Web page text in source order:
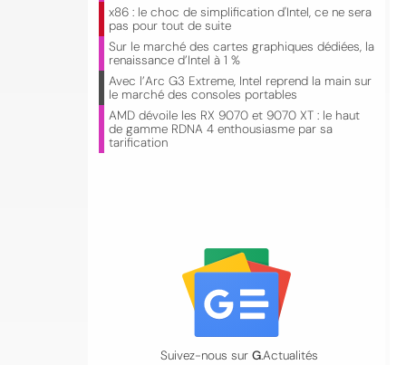
x86 : le choc de simplification d'Intel, ce ne sera
pas pour tout de suite
Sur le marché des cartes graphiques dédiées, la
renaissance d’Intel à 1 %
Avec l’Arc G3 Extreme, Intel reprend la main sur
le marché des consoles portables
AMD dévoile les RX 9070 et 9070 XT : le haut
de gamme RDNA 4 enthousiasme par sa
tarification
Suivez-nous sur G.Actualités